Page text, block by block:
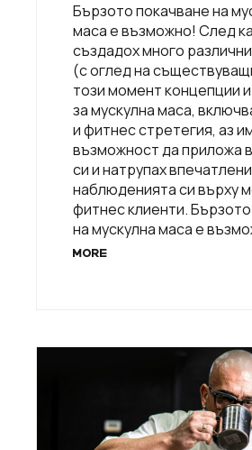
Бързото покачване на
маса е възможно! След
създадох много
(с оглед на
този момент концепции
за мускулна маса,
и фитнес стретегия, аз
възможност да приложа
си и натрупах
наблюденията си върху
фитнес клиенти.
на мускулна маса е
MORE